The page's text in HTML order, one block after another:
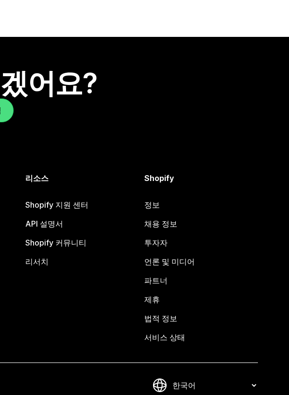
어요?
리소스
Shopify 지원 센터
API 설명서
Shopify 커뮤니티
리서치
Shopify
정보
채용 정보
투자자
언론 및 미디어
파트너
제휴
법적 정보
서비스 상태